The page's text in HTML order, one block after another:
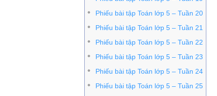
Phiếu bài tập Toán lớp 5 – Tuần 20
Phiếu bài tập Toán lớp 5 – Tuần 21
Phiếu bài tập Toán lớp 5 – Tuần 22
Phiếu bài tập Toán lớp 5 – Tuần 23
Phiếu bài tập Toán lớp 5 – Tuần 24
Phiếu bài tập Toán lớp 5 – Tuần 25